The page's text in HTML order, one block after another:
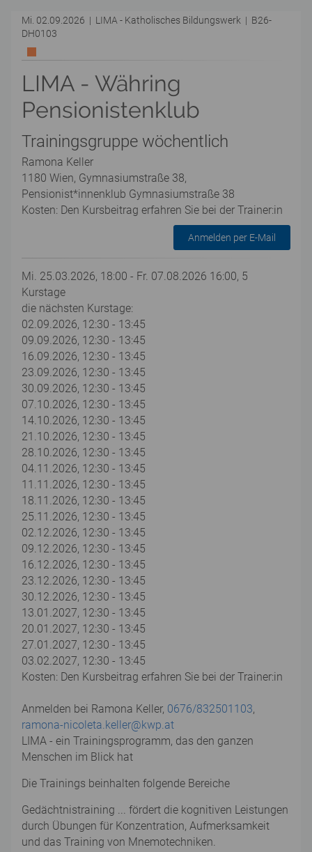
Mi. 02.09.2026 | LIMA - Katholisches Bildungswerk | B26-
DH0103
LIMA - Währing
Pensionistenklub
Trainingsgruppe wöchentlich
Ramona Keller
1180 Wien, Gymnasiumstraße 38,
Pensionist*innenklub Gymnasiumstraße 38
Kosten: Den Kursbeitrag erfahren Sie bei der Trainer:in
Anmelden per E-Mail
Mi. 25.03.2026, 18:00 - Fr. 07.08.2026 16:00, 5
Kurstage
die nächsten Kurstage:
02.09.2026, 12:30 - 13:45
09.09.2026, 12:30 - 13:45
16.09.2026, 12:30 - 13:45
23.09.2026, 12:30 - 13:45
30.09.2026, 12:30 - 13:45
07.10.2026, 12:30 - 13:45
14.10.2026, 12:30 - 13:45
21.10.2026, 12:30 - 13:45
28.10.2026, 12:30 - 13:45
04.11.2026, 12:30 - 13:45
11.11.2026, 12:30 - 13:45
18.11.2026, 12:30 - 13:45
25.11.2026, 12:30 - 13:45
02.12.2026, 12:30 - 13:45
09.12.2026, 12:30 - 13:45
16.12.2026, 12:30 - 13:45
23.12.2026, 12:30 - 13:45
30.12.2026, 12:30 - 13:45
13.01.2027, 12:30 - 13:45
20.01.2027, 12:30 - 13:45
27.01.2027, 12:30 - 13:45
03.02.2027, 12:30 - 13:45
Kosten: Den Kursbeitrag erfahren Sie bei der Trainer:in
Anmelden bei Ramona Keller, 0676/832501103,
ramona-nicoleta.keller@kwp.at
LIMA - ein Trainingsprogramm, das den ganzen
Menschen im Blick hat
Die Trainings beinhalten folgende Bereiche
Gedächtnistraining ... fördert die kognitiven Leistungen
durch Übungen für Konzentration, Aufmerksamkeit
und das Training von Mnemotechniken.